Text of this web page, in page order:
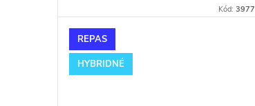
o
v
k chiptuning. Pre vozidlá Seat Cordoba
1.9TDi 66kW ALH.
Kód:3977
REPAS
HYBRIDNÉ